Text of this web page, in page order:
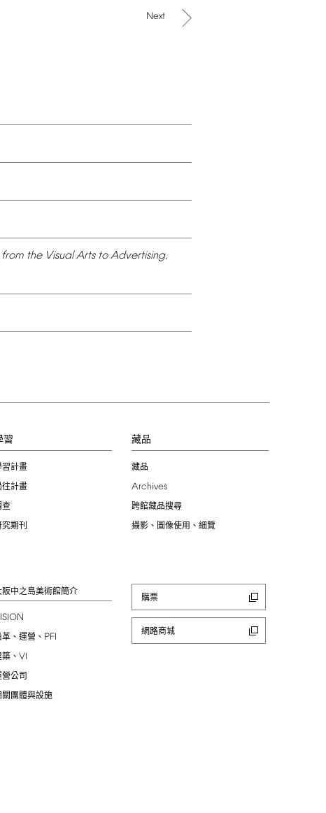
Next
from the Visual Arts to Advertising,
習
習計畫
往計畫
查
究期刊
藏品
藏品
Archives
跨館藏品搜尋
攝影、圖像使用、細覽
阪中之島美術館簡介
革、運營、 PFI
築、 VI
營公司
關團體與設施
購票
網路商城